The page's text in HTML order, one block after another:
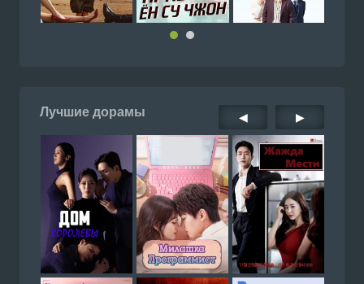
Лучшие дорамы ◀ ▶